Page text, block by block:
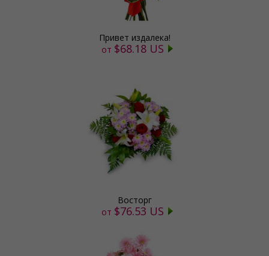
Привет издалека!
от $68.18 US
Восторг
от $76.53 US